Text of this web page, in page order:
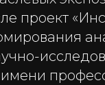
проект